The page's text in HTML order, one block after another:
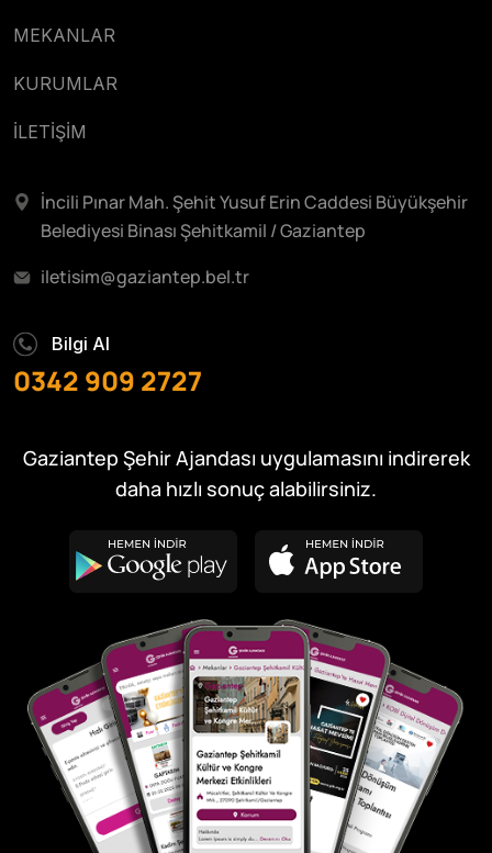
MEKANLAR
KURUMLAR
İLETİŞİM
İncili Pınar Mah. Şehit Yusuf Erin Caddesi Büyükşehir
Belediyesi Binası Şehitkamil / Gaziantep
iletisim@gaziantep.bel.tr
Bilgi Al
0342 909 2727
Gaziantep Şehir Ajandası uygulamasını indirerek
daha hızlı sonuç alabilirsiniz.